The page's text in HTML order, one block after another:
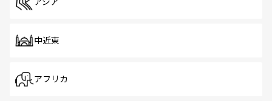
中近東
アフリカ